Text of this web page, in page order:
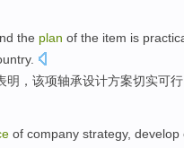
the plan of the item is
明， 该项轴承设计方案切实可行
of company strategy, develop